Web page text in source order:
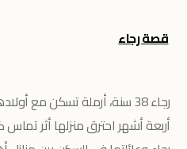
قصة رجاء
رجاء 38 سنة، أرملة تسكن مع
أربعة أشهر احترق منزلها أثر